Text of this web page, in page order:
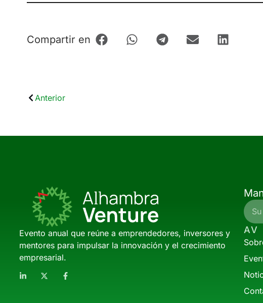
Compartir en
Anterior
Evento anual que reúne a emprendedores, inversores y
mentores para impulsar la innovación y el crecimiento
empresarial.
AV